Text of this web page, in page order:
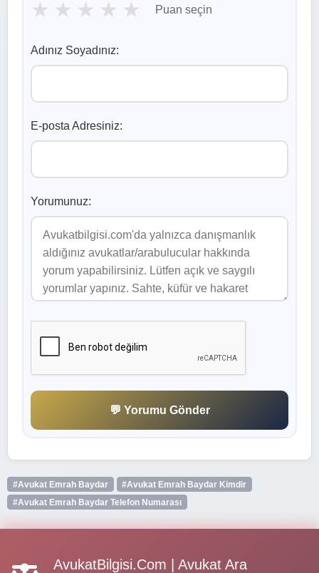
★ ★ ★ ★ ★ Puan seçin
Adınız Soyadınız:
E-posta Adresiniz:
Yorumunuz:
💬 Yorumu Gönder
#Avukat Emrah Baydar
#Avukat Emrah Baydar Kimdir
#Avukat Emrah Baydar Telefon Numarası
AvukatBilgisi.Com | Avukat Ara